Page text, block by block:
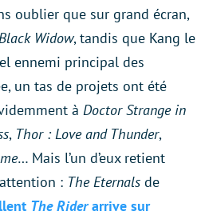
oublier que sur grand écran,
Widow, tandis que Kang le
ennemi principal des
un tas de projets ont été
à Doctor Strange in
, Thor : Love and Thunder,
… Mais l’un d’eux retient
: The Eternals de
The Riderarrive sur